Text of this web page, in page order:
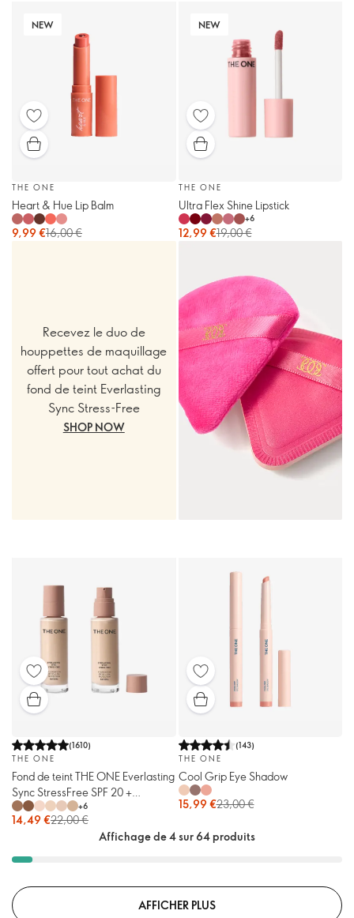
NEW
THE ONE
Heart & Hue Lip Balm
9,99 €16,00 €
NEW
THE ONE
Ultra Flex Shine Lipstick
+6
12,99 €19,00 €
Recevez le duo de
houppettes de maquillage
offert pour tout achat du
fond de teint Everlasting
Sync Stress-Free
SHOP NOW
(1610)
THE ONE
Fond de teint THE ONE Everlasting
Sync StressFree SPF 20 +
protection UVA Naturel
+6
14,49 €22,00 €
(143)
THE ONE
Cool Grip Eye Shadow
15,99 €23,00 €
Affichage de 4 sur 64 produits
AFFICHER PLUS